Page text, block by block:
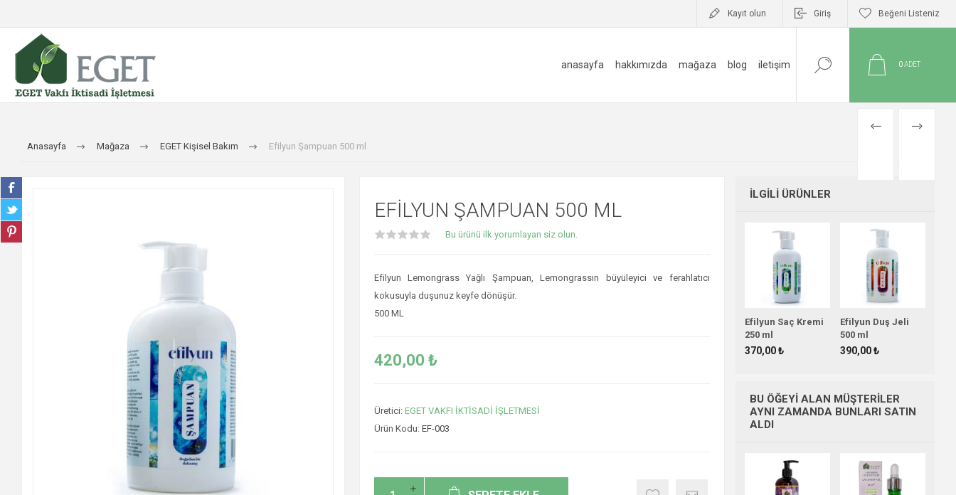
Kayıt olun Giriş Beğeni Listeniz
anasayfa hakkımızda mağaza blog i̇letişim 0ADET
Anasayfa Mağaza EGET Kişisel Bakım Efilyun Şampuan 500 ml
ÖNCEKISONRAKI
EFILYUN ŞAMPUAN 500 ML
Bu ürünü ilk yorumlayan siz olun.
Efilyun Lemongrass Yağlı Şampuan, Lemongrassın büyüleyici ve ferahlatıcı
kokusuyla duşunuz keyfe dönüşür.
500 ML
420,00 ₺
Üretici: EGET VAKFI İKTİSADİ İŞLETMESİ
Ürün Kodu: EF-003
İLGILI ÜRÜNLER
Efilyun Saç Kremi
250 ml
370,00 ₺
Efilyun Duş Jeli
500 ml
390,00 ₺
BU ÖĞEYI ALAN MÜŞTERILER
AYNI ZAMANDA BUNLARI SATIN
ALDI